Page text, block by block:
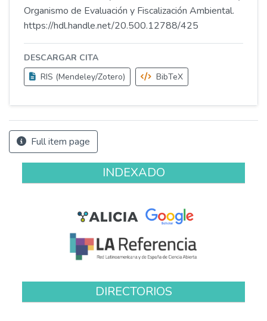
Organismo de Evaluación y Fiscalización Ambiental.
https://hdl.handle.net/20.500.12788/425
DESCARGAR CITA
RIS (Mendeley/Zotero)
BibTeX
Full item page
INDEXADO
DIRECTORIOS